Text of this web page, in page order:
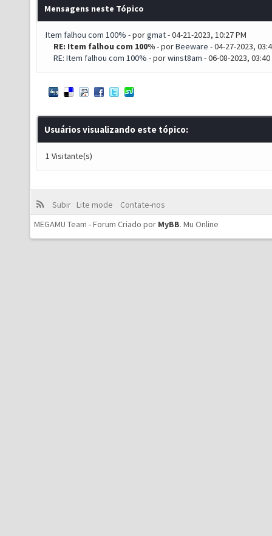
Mensagens neste Tópico
Item falhou com 100% - porgmat- 04-21-2023, 10:27 PM
RE: Item falhou com 100%- porBeeware - 04-27-2023,
RE: Item falhou com 100% - porwinst8am - 06-08-2023, 03:40
Usuários visualizando este tópico:
1 Visitante(s)
Subir Lite mode
Contate-nos
MEGAMU Team - Forum Criado por MyBB. Mu Online